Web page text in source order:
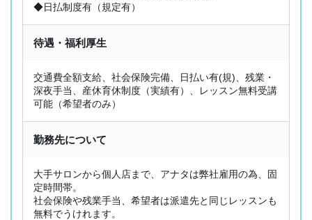
OL型美容師派遣とは
お仕事検索
サービス内容
スタッフ紹介
◆日払制度有（規定有）
待遇・福利厚生
交通費全額支給、社会保険完備、日払い有(規)、残業・
深夜手当、産休育休制度（実績有）、レッスン無料受講
可能（希望者のみ）
勤務先について
大手サロンから個人店まで、アナタは弊社雇用の為、固
定時間帯。
社会保険や残業手当、希望者は派遣先と同じレッスンも
無料でうけれます。